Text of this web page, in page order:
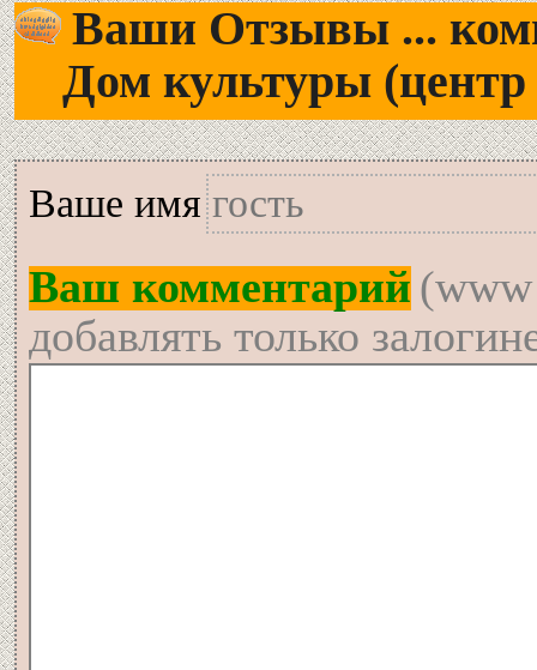
Ваши Отзывы ...
Дом культуры
Вашe имя
Ваш комментарий
добавлять только